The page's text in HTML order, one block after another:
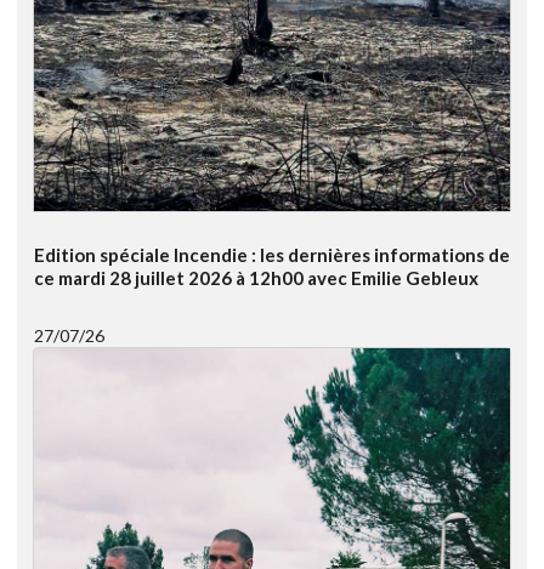
Edition spéciale Incendie : les dernières informations de
ce mardi 28 juillet 2026 à 12h00 avec Emilie Gebleux
27/07/26